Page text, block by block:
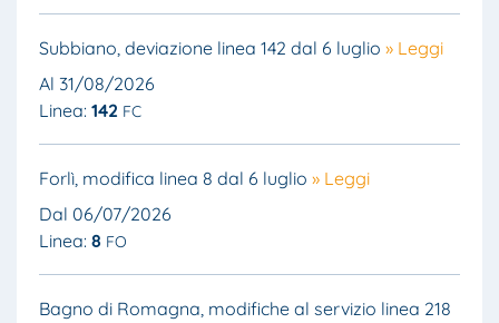
Subbiano, deviazione linea 142 dal 6 luglio » Leggi
Al 31/08/2026
Linea: 142 FC
Forlì, modifica linea 8 dal 6 luglio » Leggi
Dal 06/07/2026
Linea: 8 FO
Bagno di Romagna, modifiche al servizio linea 218